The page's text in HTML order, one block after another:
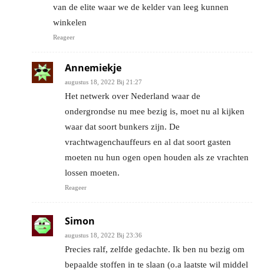
van de elite waar we de kelder van leeg kunnen
winkelen
Reageer
Annemiekje
augustus 18, 2022 Bij 21:27
Het netwerk over Nederland waar de
ondergrondse nu mee bezig is, moet nu al kijken
waar dat soort bunkers zijn. De
vrachtwagenchauffeurs en al dat soort gasten
moeten nu hun ogen open houden als ze vrachten
lossen moeten.
Reageer
Simon
augustus 18, 2022 Bij 23:36
Precies ralf, zelfde gedachte. Ik ben nu bezig om
bepaalde stoffen in te slaan (o.a laatste wil middel